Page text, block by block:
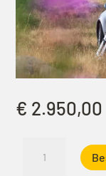
€ 2.950,00